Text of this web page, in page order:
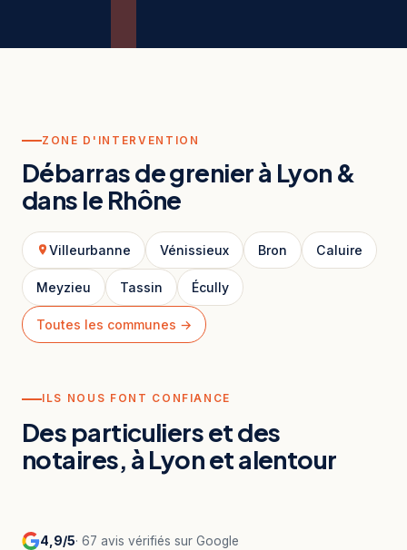
ZONE D'INTERVENTION
Débarras de grenier à Lyon &
dans le Rhône
Villeurbanne Vénissieux Bron Caluire
Meyzieu Tassin Écully
Toutes les communes →
ILS NOUS FONT CONFIANCE
Des particuliers et des
notaires, à Lyon et alentour
4,9/5· 67 avis vérifiés sur Google